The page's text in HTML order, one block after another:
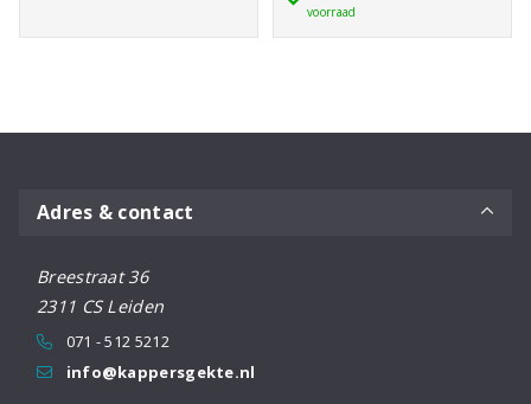
voorraad
Adres & contact
Breestraat 36
2311 CS Leiden
071 - 512 5212
info@kappersgekte.nl